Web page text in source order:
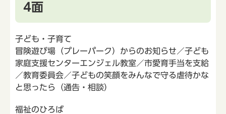
4面
子ども・子育て
冒険遊び場（プレーパーク）からのお知らせ／子ども
家庭支援センターエンジェル教室／市愛育手当を支給
／教育委員会／子どもの笑顔をみんなで守る虐待かな
と思ったら（通告・相談）
福祉のひろば